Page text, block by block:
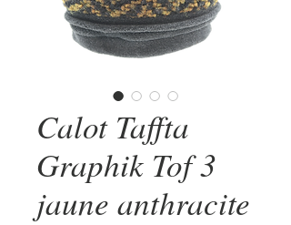
Calot Taffta
Graphik Tof 3
jaune anthracite